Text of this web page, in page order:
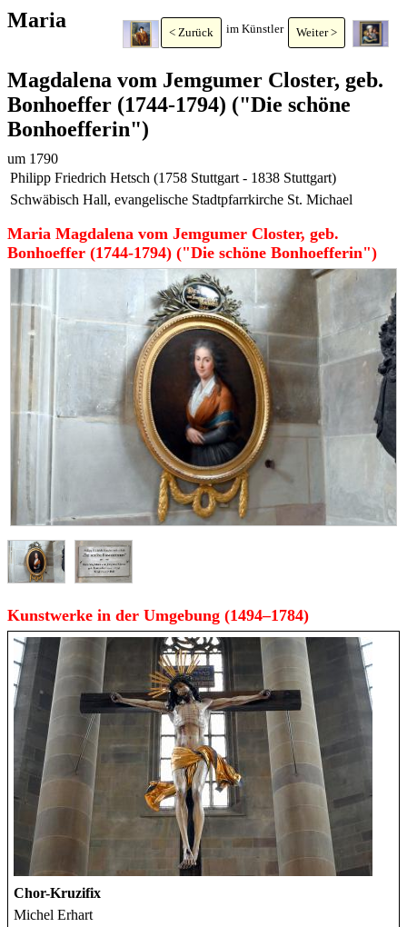
< Zurück im Künstler Weiter >
Maria
Magdalena vom Jemgumer Closter, geb.
Bonhoeffer (1744-1794) ("Die schöne
Bonhoefferin")
um 1790
Philipp Friedrich Hetsch (1758 Stuttgart - 1838 Stuttgart)
Schwäbisch Hall, evangelische Stadtpfarrkirche St. Michael
Maria Magdalena vom Jemgumer Closter, geb.
Bonhoeffer (1744-1794) ("Die schöne Bonhoefferin")
Kunstwerke in der Umgebung (1494–1784)
Chor-Kruzifix
Michel Erhart